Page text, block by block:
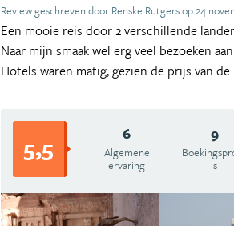
Review geschreven door Renske Rutgers op 24
Een mooie reis door 2 verschillende
Naar mijn smaak wel erg veel bezoeken
Hotels waren matig, gezien de prijs van
5,5 6
Algemene
ervaring
9
s